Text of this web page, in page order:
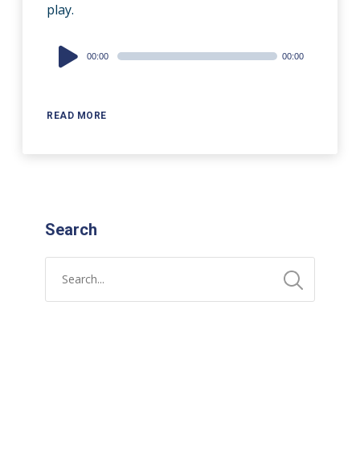
play.
READ MORE
Audio
Player
00:00 00:00
Search